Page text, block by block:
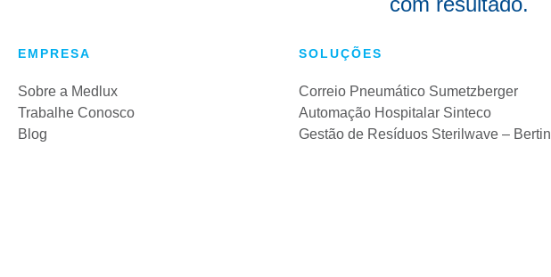
EMPRESA
Sobre a Medlux
Trabalhe Conosco
Blog
SOLUÇÕES
Correio Pneumático Sumetzberger
Automação Hospitalar Sinteco
Gestão de Resíduos Sterilwave – Bertin